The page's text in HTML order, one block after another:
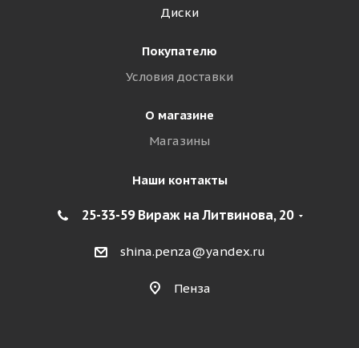
Диски
Покупателю
Условия доставки
О магазине
Магазины
Наши контакты
25-33-59 Вираж на Литвинова, 20
shina.penza@yandex.ru
Пенза